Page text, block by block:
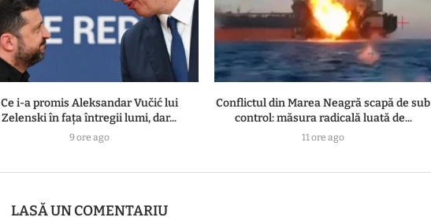
Ce i-a promis Aleksandar Vučić lui
Zelenski în fața întregii lumi, dar...
9 ore ago
Conflictul din Marea Neagră scapă de sub
control: măsura radicală luată de...
11 ore ago
LASĂ UN COMENTARIU